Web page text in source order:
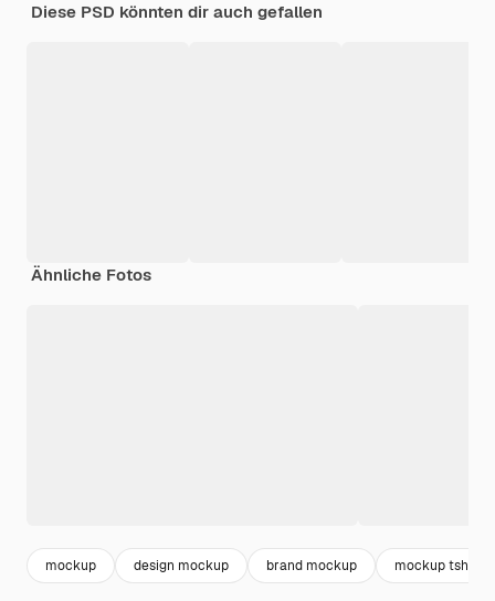
Diese PSD könnten dir auch gefallen
Ähnliche Fotos
mockup design mockup brand mockup mockup tshirt